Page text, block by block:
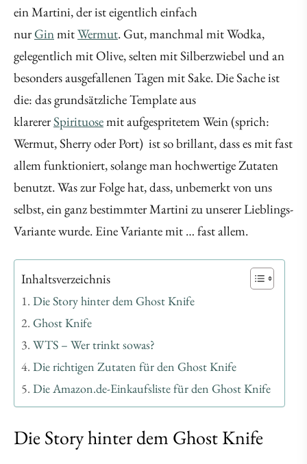
ein Martini, der ist eigentlich einfach
nurGinmitWermut. Gut, manchmal mit Wodka,
gelegentlich mit Olive, selten mit Silberzwiebel und an
besonders ausgefallenen Tagen mit Sake. Die Sache ist
die: das grundsätzliche Template aus
klarererSpirituosemit aufgespritetem Wein (sprich:
Wermut, Sherry oder Port) ist so brillant, dass es mit fast
allem funktioniert, solange man hochwertige Zutaten
benutzt. Was zur Folge hat, dass, unbemerkt von uns
selbst, ein ganz bestimmter Martini zu unserer Lieblings-
Variante wurde. Eine Variante mit … fast allem.
Inhaltsverzeichnis
Die Story hinter dem Ghost Knife
Ghost Knife
WTS – Wer trinkt sowas?
Die richtigen Zutaten für den Ghost Knife
Die Amazon.de-Einkaufsliste für den Ghost Knife
Die Story hinter dem Ghost Knife